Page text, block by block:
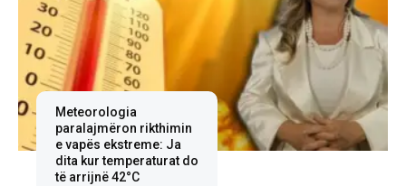
Meteorologia
paralajmëron rikthimin
e vapës ekstreme: Ja
dita kur temperaturat do
të arrijnë 42°C